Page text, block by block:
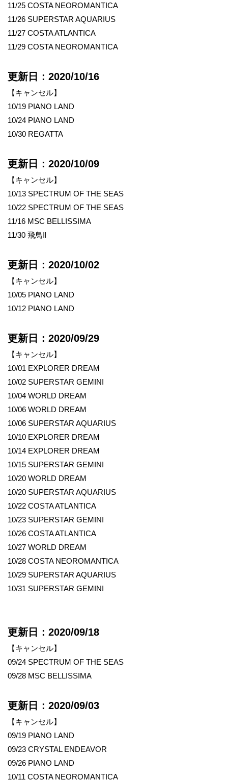
11/25 COSTA NEOROMANTICA
11/26 SUPERSTAR AQUARIUS
11/27 COSTA ATLANTICA
11/29 COSTA NEOROMANTICA
更新日：2020/10/16
【キャンセル】
10/19 PIANO LAND
10/24 PIANO LAND
10/30 REGATTA
更新日：2020/10/09
【キャンセル】
10/13 SPECTRUM OF THE SEAS
10/22 SPECTRUM OF THE SEAS
11/16 MSC BELLISSIMA
11/30 飛鳥Ⅱ
更新日：2020/10/02
【キャンセル】
10/05 PIANO LAND
10/12 PIANO LAND
更新日：2020/09/29
【キャンセル】
10/01 EXPLORER DREAM
10/02 SUPERSTAR GEMINI
10/04 WORLD DREAM
10/06 WORLD DREAM
10/06 SUPERSTAR AQUARIUS
10/10 EXPLORER DREAM
10/14 EXPLORER DREAM
10/15 SUPERSTAR GEMINI
10/20 WORLD DREAM
10/20 SUPERSTAR AQUARIUS
10/22 COSTA ATLANTICA
10/23 SUPERSTAR GEMINI
10/26 COSTA ATLANTICA
10/27 WORLD DREAM
10/28 COSTA NEOROMANTICA
10/29 SUPERSTAR AQUARIUS
10/31 SUPERSTAR GEMINI
更新日：2020/09/18
【キャンセル】
09/24 SPECTRUM OF THE SEAS
09/28 MSC BELLISSIMA
更新日：2020/09/03
【キャンセル】
09/19 PIANO LAND
09/23 CRYSTAL ENDEAVOR
09/26 PIANO LAND
10/11 COSTA NEOROMANTICA